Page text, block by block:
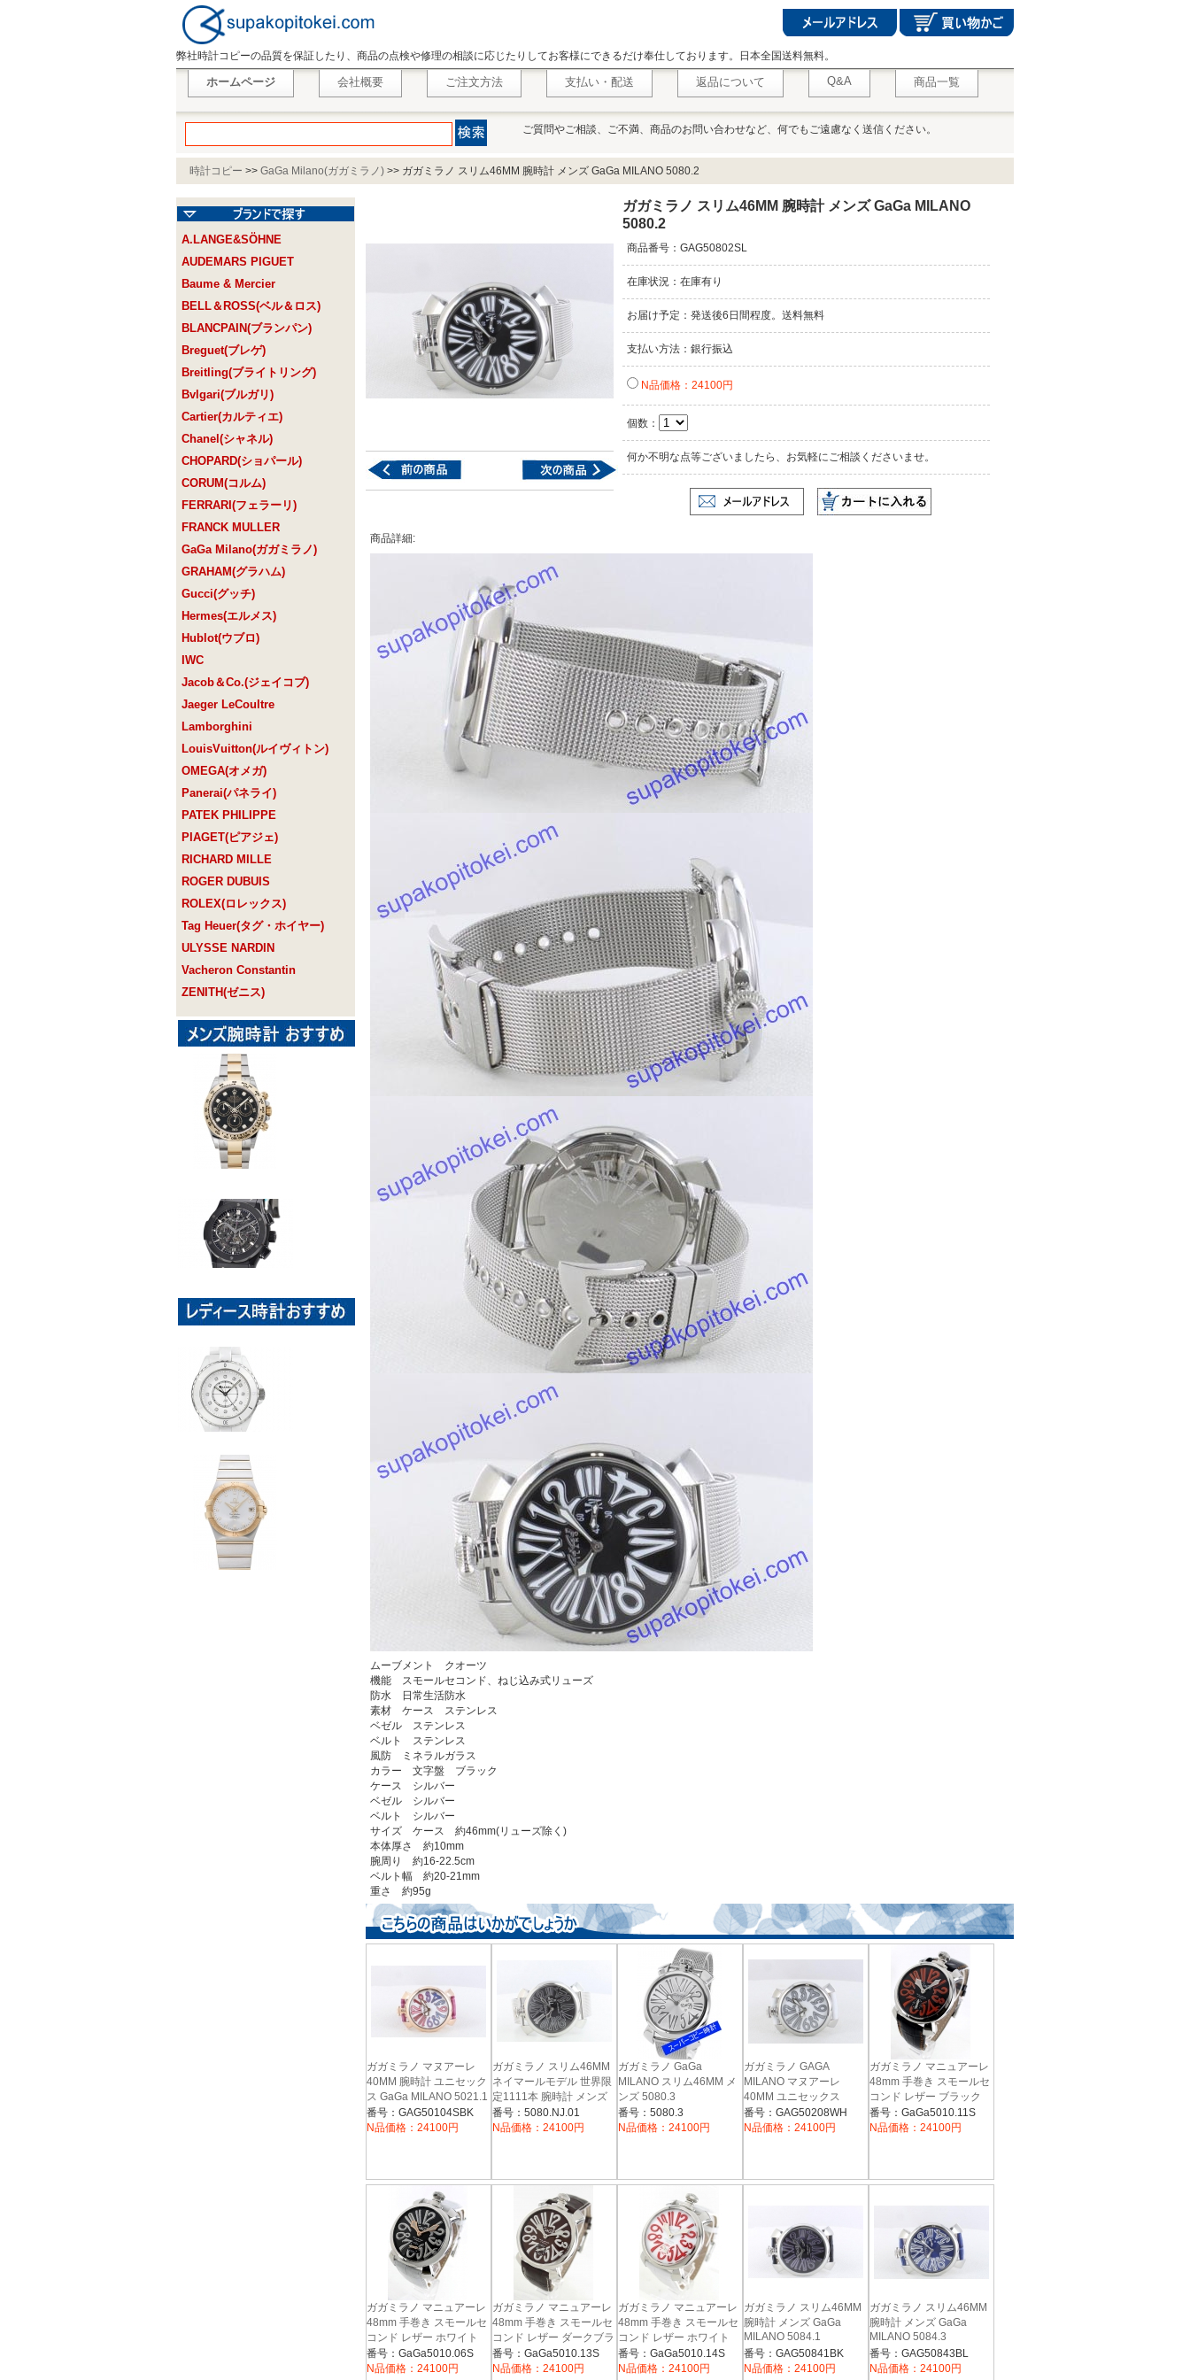
弊社時計コピーの品質を保証したり、商品の点検や修理の相談に応じたりしてお客様にできるだけ奉仕しております。日本全国送料無料。
ホームページ 会社概要 ご注文方法 支払い・配送 返品について Q&A 商品一覧
ご質問やご相談、ご不満、商品のお問い合わせなど、何でもご遠慮なく送信ください。
時計コピー >> GaGa Milano(ガガミラノ) >> ガガミラノ スリム46MM 腕時計 メンズ GaGa MILANO 5080.2
A.LANGE&SÖHNE
AUDEMARS PIGUET
Baume & Mercier
BELL＆ROSS(ベル＆ロス)
BLANCPAIN(ブランパン)
Breguet(ブレゲ)
Breitling(ブライトリング)
Bvlgari(ブルガリ)
Cartier(カルティエ)
Chanel(シャネル)
CHOPARD(ショパール)
CORUM(コルム)
FERRARI(フェラーリ)
FRANCK MULLER
GaGa Milano(ガガミラノ)
GRAHAM(グラハム)
Gucci(グッチ)
Hermes(エルメス)
Hublot(ウブロ)
IWC
Jacob＆Co.(ジェイコブ)
Jaeger LeCoultre
Lamborghini
LouisVuitton(ルイヴィトン)
OMEGA(オメガ)
Panerai(パネライ)
PATEK PHILIPPE
PIAGET(ピアジェ)
RICHARD MILLE
ROGER DUBUIS
ROLEX(ロレックス)
Tag Heuer(タグ・ホイヤー)
ULYSSE NARDIN
Vacheron Constantin
ZENITH(ゼニス)
ガガミラノ スリム46MM 腕時計 メンズ GaGa MILANO
5080.2
商品番号：GAG50802SL
在庫状況：在庫有り
お届け予定：発送後6日間程度。送料無料
支払い方法：銀行振込
N品価格：24100円
個数：
何か不明な点等ございましたら、お気軽にご相談くださいませ。
商品詳細:
ムーブメント クオーツ
機能 スモールセコンド、ねじ込み式リューズ
防水 日常生活防水
素材 ケース ステンレス
ベゼル ステンレス
ベルト ステンレス
風防 ミネラルガラス
カラー 文字盤 ブラック
ケース シルバー
ベゼル シルバー
ベルト シルバー
サイズ ケース 約46mm(リューズ除く)
本体厚さ 約10mm
腕周り 約16-22.5cm
ベルト幅 約20-21mm
重さ 約95g
ガガミラノ マヌアーレ
40MM 腕時計 ユニセック
ス GaGa MILANO 5021.1
番号：GAG50104SBK
N品価格：24100円
ガガミラノ スリム46MM
ネイマールモデル 世界限
定1111本 腕時計 メンズ
GaGa MILANO
5080.NJ.01
番号：5080.NJ.01
N品価格：24100円
ガガミラノ GaGa
MILANO スリム46MM メ
ンズ 5080.3
番号：5080.3
N品価格：24100円
ガガミラノ GAGA
MILANO マヌアーレ
40MM ユニセックス
5020.8
番号：GAG50208WH
N品価格：24100円
ガガミラノ マニュアーレ
48mm 手巻き スモールセ
コンド レザー ブラック
メンズ 5010.11S
番号：GaGa5010.11S
N品価格：24100円
ガガミラノ マニュアーレ
48mm 手巻き スモールセ
コンド レザー ホワイト
メンズ 5010.06S
番号：GaGa5010.06S
N品価格：24100円
ガガミラノ マニュアーレ
48mm 手巻き スモールセ
コンド レザー ダークブラ
ウン メンズ 5010.13S
番号：GaGa5010.13S
N品価格：24100円
ガガミラノ マニュアーレ
48mm 手巻き スモールセ
コンド レザー ホワイト
メンズ 5010.14S
番号：GaGa5010.14S
N品価格：24100円
ガガミラノ スリム46MM
腕時計 メンズ GaGa
MILANO 5084.1
番号：GAG50841BK
N品価格：24100円
ガガミラノ スリム46MM
腕時計 メンズ GaGa
MILANO 5084.3
番号：GAG50843BL
N品価格：24100円